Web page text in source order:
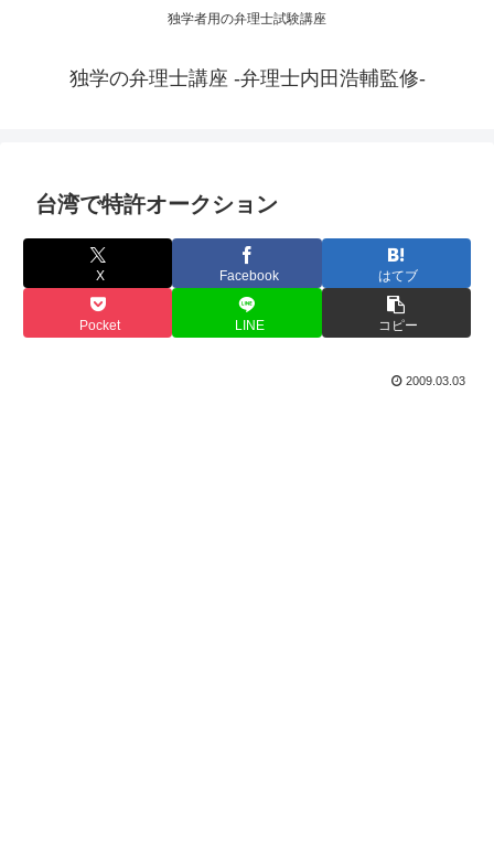
独学者用の弁理士試験講座
独学の弁理士講座 -弁理士内田浩輔監修-
台湾で特許オークション
X Facebook はてブ
Pocket LINE コピー
2009.03.03